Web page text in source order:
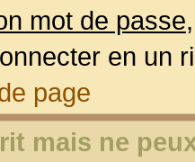
mot de passe
en un
page
mais ne